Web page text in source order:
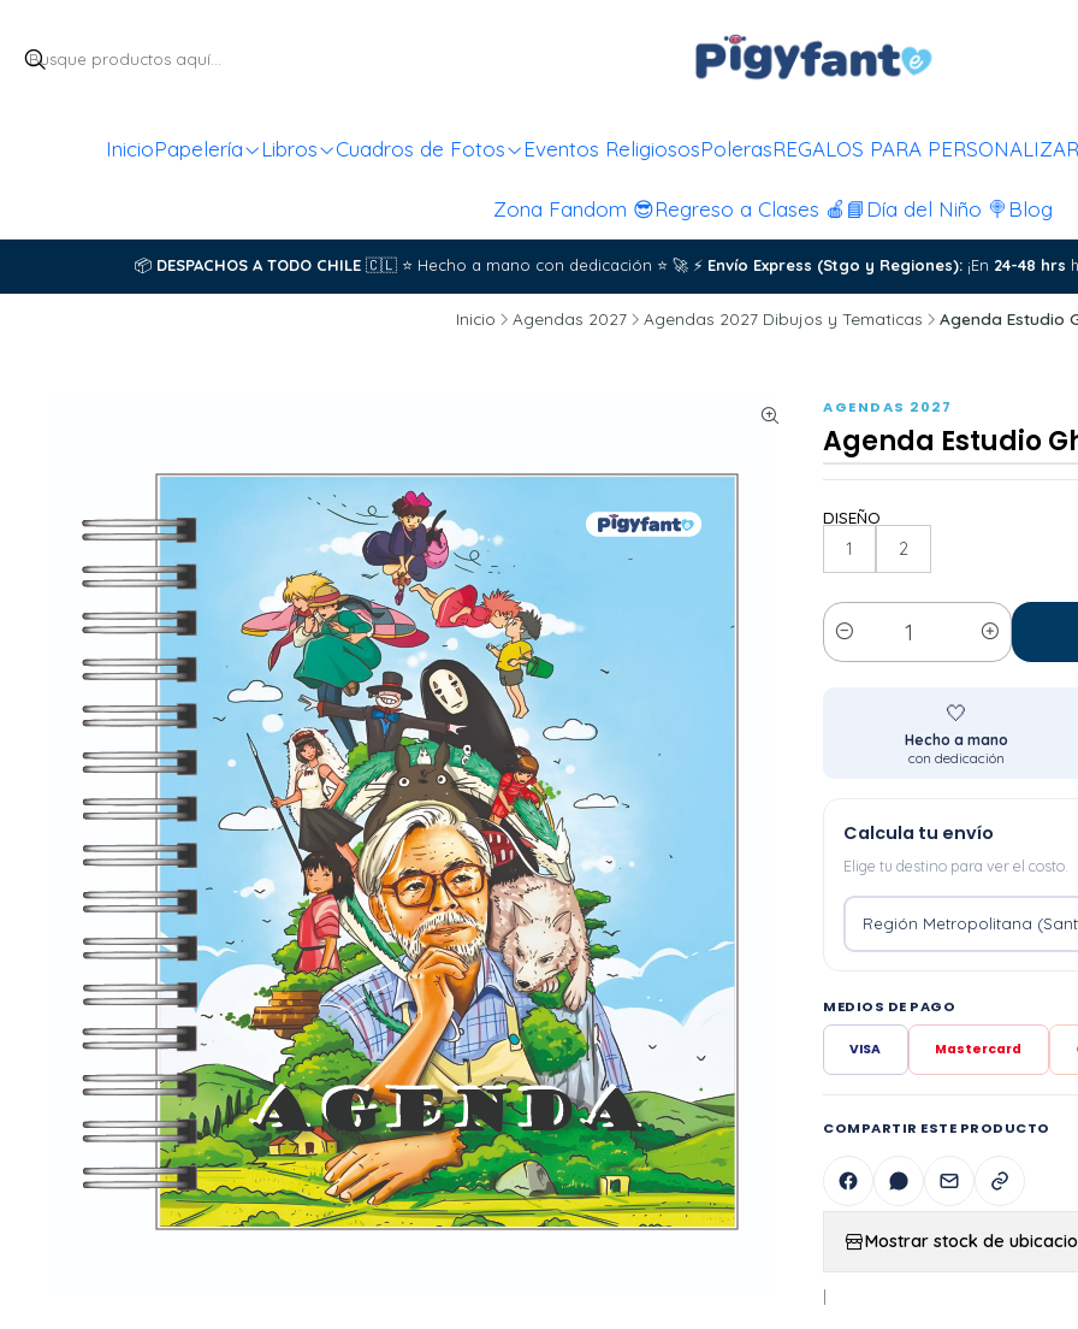
InicioPapelería Libros Cuadros de Fotos Eventos ReligiososPolerasREGALOS PARA PERSONALIZAR
Zona Fandom 😎Regreso a Clases 🍎📘 Día del Niño 🍭 Blog
📦 DESPACHOS A TODO CHILE 🇨🇱 ⭐ Hecho a mano con dedicación ⭐ 🚀 ⚡ Envío Express (Stgo y Regiones): ¡En 24-48 hrs
Inicio Agendas 2027 Agendas 2027 Dibujos y Tematicas Agenda Estudio
AGENDAS 2027
Agenda Estudio
DISEÑO
1 2
Cantidad
🤍
Hecho a mano
con dedicación
Calcula tu envío
Elige tu destino para ver el costo.
MEDIOS DE PAGO
VISA Mastercard
COMPARTIR ESTE PRODUCTO
Mostrar stock de
|